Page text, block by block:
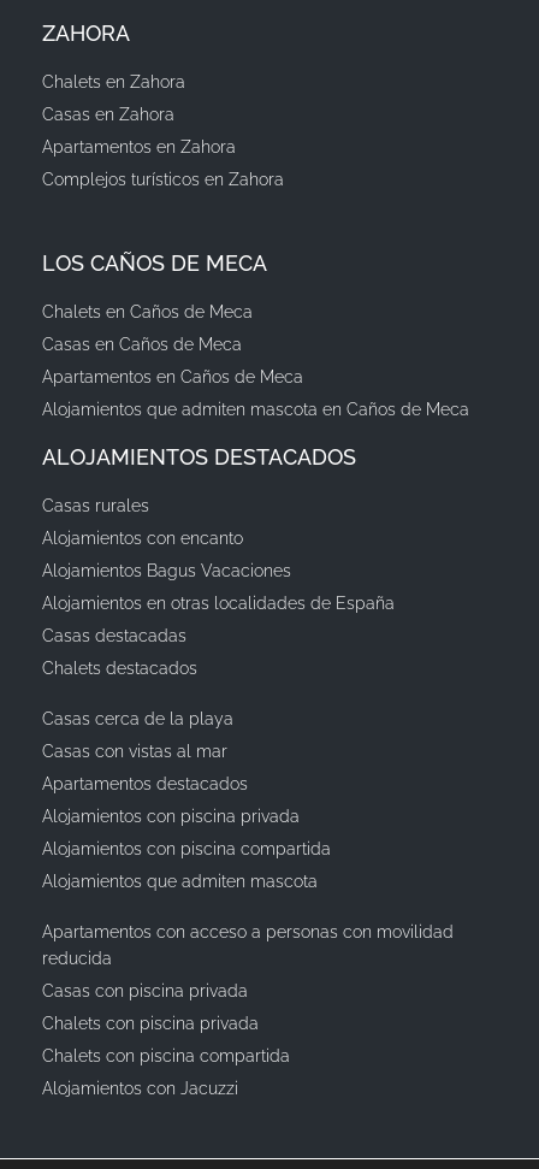
ZAHORA
Chalets en Zahora
Casas en Zahora
Apartamentos en Zahora
Complejos turísticos en Zahora
LOS CAÑOS DE MECA
Chalets en Caños de Meca
Casas en Caños de Meca
Apartamentos en Caños de Meca
Alojamientos que admiten mascota en Caños de Meca
ALOJAMIENTOS DESTACADOS
Casas rurales
Alojamientos con encanto
Alojamientos Bagus Vacaciones
Alojamientos en otras localidades de España
Casas destacadas
Chalets destacados
Casas cerca de la playa
Casas con vistas al mar
Apartamentos destacados
Alojamientos con piscina privada
Alojamientos con piscina compartida
Alojamientos que admiten mascota
Apartamentos con acceso a personas con movilidad
reducida
Casas con piscina privada
Chalets con piscina privada
Chalets con piscina compartida
Alojamientos con Jacuzzi